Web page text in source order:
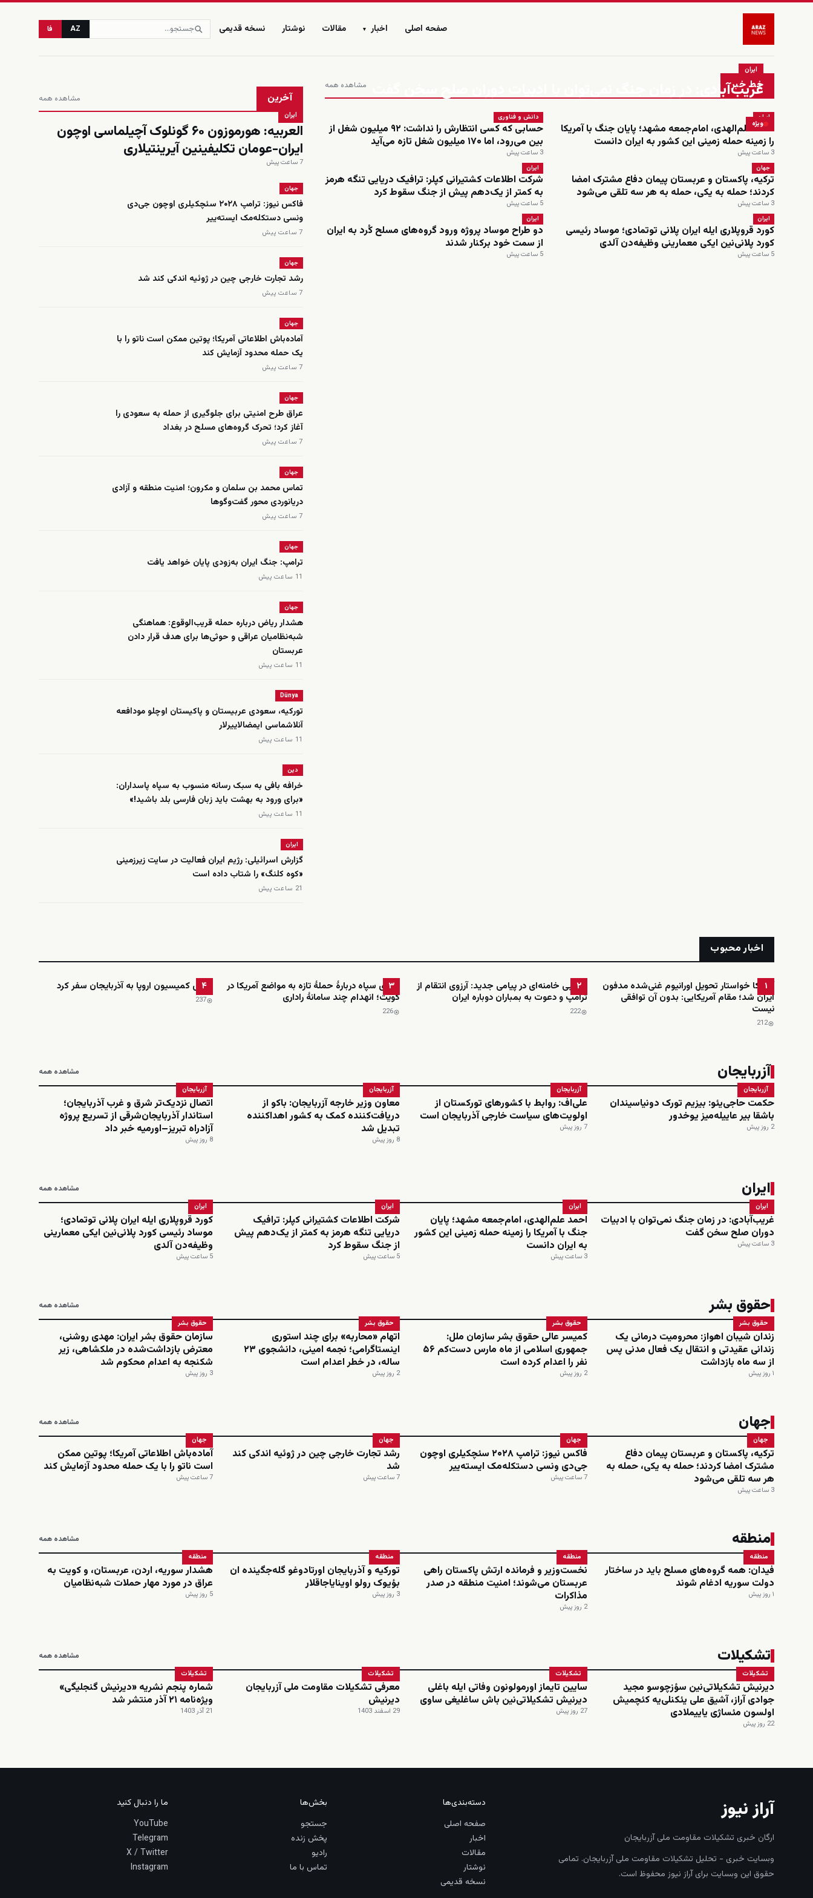
صفحه اصلی اخبار ▾ مقالات نوشتار نسخه قدیمی AZ فا
زنده خط خبر مشاهده همه
ویژه
ایران
غریب‌آبادی: در زمان جنگ نمی‌توان با ادبیات دوران صلح سخن گفت
ایران
احمد علم‌الهدی، امام‌جمعه مشهد؛ پایان جنگ با آمریکا
را زمینه حمله زمینی این کشور به ایران دانست
3 ساعت پیش
دانش و فناوری
حسابی که کسی انتظارش را نداشت: ۹۲ میلیون شغل از
بین می‌رود، اما ۱۷۰ میلیون شغل تازه می‌آید
3 ساعت پیش
جهان
ترکیه، پاکستان و عربستان پیمان دفاع مشترک امضا
کردند؛ حمله به یکی، حمله به هر سه تلقی می‌شود
3 ساعت پیش
ایران
شرکت اطلاعات کشتیرانی کپلر: ترافیک دریایی تنگه هرمز
به کمتر از یک‌دهم پیش از جنگ سقوط کرد
5 ساعت پیش
ایران
کورد قروپلاری ایله ایران پلانی توتمادی؛ موساد رئیسی
کورد پلانی‌نین ایکی معمارینی وظیفه‌دن آلدی
5 ساعت پیش
ایران
دو طراح موساد پروژه ورود گروه‌های مسلح کُرد به ایران
از سمت خود برکنار شدند
5 ساعت پیش
آخرین مشاهده همه
ایران
العربیه: هورموزون ۶۰ گونلوک آچیلماسی اوچون
ایران-عومان تکلیفینین آیرینتیلاری
7 ساعت پیش
جهان
فاکس نیوز: ترامپ ۲۰۲۸ سئچکیلری اوچون جی‌دی
ونسی دستکله‌مک ایسته‌ییر
7 ساعت پیش
جهان
رشد تجارت خارجی چین در ژوئیه اندکی کند شد
7 ساعت پیش
جهان
آماده‌باش اطلاعاتی آمریکا؛ پوتین ممکن است ناتو را با
یک حمله محدود آزمایش کند
7 ساعت پیش
جهان
عراق طرح امنیتی برای جلوگیری از حمله به سعودی را
آغاز کرد؛ تحرک گروه‌های مسلح در بغداد
7 ساعت پیش
جهان
تماس محمد بن سلمان و مکرون؛ امنیت منطقه و آزادی
دریانوردی محور گفت‌وگوها
7 ساعت پیش
جهان
ترامپ: جنگ ایران به‌زودی پایان خواهد یافت
11 ساعت پیش
جهان
هشدار ریاض درباره حمله قریب‌الوقوع: هماهنگی
شبه‌نظامیان عراقی و حوثی‌ها برای هدف قرار دادن
عربستان
11 ساعت پیش
Dünya
تورکیه، سعودی عربیستان و پاکیستان اوچلو مودافعه
‌آنلاشماسی ایمضالاییرلار
11 ساعت پیش
دین
خرافه بافی به سبک رسانه منسوب به سپاه پاسداران:
«برای ورود به بهشت باید زبان فارسی بلد باشید!»
11 ساعت پیش
ایران
گزارش اسرائیلی: رژیم ایران فعالیت در سایت زیرزمینی
«کوه کلنگ» را شتاب داده است
21 ساعت پیش
اخبار محبوب
۱
آمریکا خواستار تحویل اورانیوم غنی‌شده مدفون
ایران شد؛ مقام آمریکایی: بدون آن توافقی
نیست
212
۲
مجتبی خامنه‌ای در پیامی جدید: آرزوی انتقام از
ترامپ و دعوت به بمباران دوباره ایران
222
۳
ادعای سپاه دربارهٔ حملهٔ تازه به مواضع آمریکا در
کویت؛ انهدام چند سامانهٔ راداری
226
۴
رئیس کمیسیون اروپا به آذربایجان سفر کرد
237
آزربایجان مشاهده همه
آزربایجان
حکمت حاجی‌یئو: بیزیم تورک دونیاسیندان
باشقا بیر عاییله‌میز یوخدور
2 روز پیش
آزربایجان
علی‌اف: روابط با کشورهای تورکستان از
اولویت‌های سیاست خارجی آذربایجان است
7 روز پیش
آزربایجان
معاون وزیر خارجه آزربایجان: باکو از
دریافت‌کننده کمک به کشور اهداکننده
تبدیل شد
8 روز پیش
آزربایجان
اتصال نزدیک‌تر شرق و غرب آذربایجان؛
استاندار آذربایجان‌شرقی از تسریع پروژه
آزادراه تبریز–اورمیه خبر داد
8 روز پیش
ایران مشاهده همه
ایران
غریب‌آبادی: در زمان جنگ نمی‌توان با ادبیات
دوران صلح سخن گفت
3 ساعت پیش
ایران
احمد علم‌الهدی، امام‌جمعه مشهد؛ پایان
جنگ با آمریکا را زمینه حمله زمینی این کشور
به ایران دانست
3 ساعت پیش
ایران
شرکت اطلاعات کشتیرانی کپلر: ترافیک
دریایی تنگه هرمز به کمتر از یک‌دهم پیش
از جنگ سقوط کرد
5 ساعت پیش
ایران
کورد قروپلاری ایله ایران پلانی توتمادی؛
موساد رئیسی کورد پلانی‌نین ایکی معمارینی
وظیفه‌دن آلدی
5 ساعت پیش
حقوق بشر مشاهده همه
حقوق بشر
زندان شیبان اهواز: محرومیت درمانی یک
زندانی عقیدتی و انتقال یک فعال مدنی پس
از سه ماه بازداشت
۱ روز پیش
حقوق بشر
کمیسر عالی حقوق بشر سازمان ملل:
جمهوری اسلامی از ماه مارس دست‌کم ۵۶
نفر را اعدام کرده است
2 روز پیش
حقوق بشر
اتهام «محاربه» برای چند استوری
اینستاگرامی؛ نجمه امینی، دانشجوی ۲۳
ساله، در خطر اعدام است
2 روز پیش
حقوق بشر
سازمان حقوق بشر ایران: مهدی روشنی،
معترض بازداشت‌شده در ملکشاهی، زیر
شکنجه به اعدام محکوم شد
3 روز پیش
جهان مشاهده همه
جهان
ترکیه، پاکستان و عربستان پیمان دفاع
مشترک امضا کردند؛ حمله به یکی، حمله به
هر سه تلقی می‌شود
3 ساعت پیش
جهان
فاکس نیوز: ترامپ ۲۰۲۸ سئچکیلری اوچون
جی‌دی ونسی دستکله‌مک ایسته‌ییر
7 ساعت پیش
جهان
رشد تجارت خارجی چین در ژوئیه اندکی کند
شد
7 ساعت پیش
جهان
آماده‌باش اطلاعاتی آمریکا؛ پوتین ممکن
است ناتو را با یک حمله محدود آزمایش کند
7 ساعت پیش
منطقه مشاهده همه
منطقه
فیدان: همه گروه‌های مسلح باید در ساختار
دولت سوریه ادغام شوند
۱ روز پیش
منطقه
نخست‌وزیر و فرمانده ارتش پاکستان راهی
عربستان می‌شوند؛ امنیت منطقه در صدر
مذاکرات
2 روز پیش
منطقه
تورکیه و آذربایجان اورتادوغو گله‌جگینده ان
بؤیوک رولو اوینایاجاقلار
3 روز پیش
منطقه
هشدار سوریه، اردن، عربستان، و کویت به
عراق در مورد مهار حملات شبه‌نظامیان
5 روز پیش
تشکیلات مشاهده همه
تشکیلات
دیرنیش تشکیلاتی‌نین سؤزچوسو مجید
جوادی آراز، آشیق علی یئکنلی‌یه کئچمیش
اولسون مئساژی یاییملادی
22 روز پیش
تشکیلات
سایین تایماز اورمولونون وفاتی ایله باغلی
دیرنیش تشکیلاتی‌نین باش ساغلیغی ساوی
27 روز پیش
تشکیلات
معرفی تشکیلات مقاومت ملی آزربایجان
دیرنیش
29 اسفند 1403
تشکیلات
شماره پنجم نشریه «دیرنیش گنجلیگی»
ویژه‌نامه ۲۱ آذر منتشر شد
21 آذر 1403
آراز نیوز
ارگان خبری تشکیلات مقاومت ملی آزربایجان
وبسایت خبری - تحلیل تشکیلات مقاومت ملی آزربایجان. تمامی
حقوق این وبسایت برای آراز نیوز محفوظ است.
دسته‌بندی‌ها
صفحه اصلی
اخبار
مقالات
نوشتار
نسخه قدیمی
بخش‌ها
جستجو
پخش زنده
رادیو
تماس با ما
ما را دنبال کنید
YouTube
Telegram
X / Twitter
Instagram